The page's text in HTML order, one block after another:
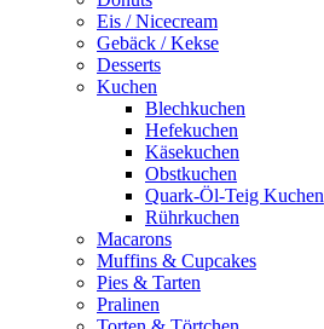
Eis / Nicecream
Gebäck / Kekse
Desserts
Kuchen
Blechkuchen
Hefekuchen
Käsekuchen
Obstkuchen
Quark-Öl-Teig Kuchen
Rührkuchen
Macarons
Muffins & Cupcakes
Pies & Tarten
Pralinen